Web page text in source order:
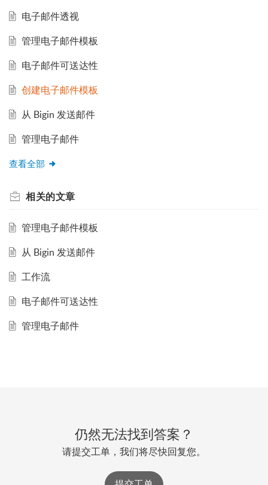
电子邮件透视
管理电子邮件模板
电子邮件可送达性
创建电子邮件模板
从 Bigin 发送邮件
管理电子邮件
查看全部
相关的文章
管理电子邮件模板
从 Bigin 发送邮件
工作流
电子邮件可送达性
管理电子邮件
仍然无法找到答案？
请提交工单，我们将尽快回复您。